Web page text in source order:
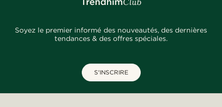
Soyez le premier informé des nouveautés, des dernières
tendances & des offres spéciales.
S'INSCRIRE